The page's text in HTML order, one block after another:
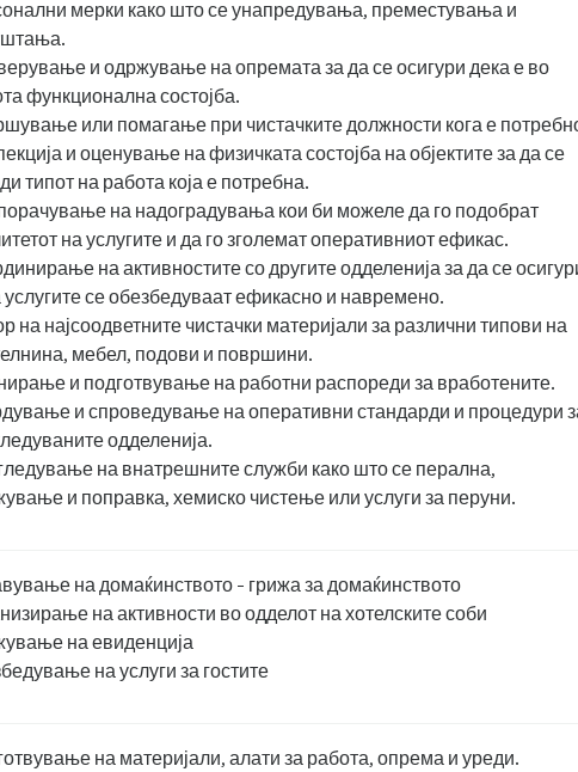
мерки како што се унапредувања, преместувања и
и одржување на опремата за да се осигури дека е во
функционална состојба.
или помагање при чистачките должности кога е
и оценување на физичката состојба на објектите за да се
типот на работа која е потребна.
на надоградувања кои би можеле да го подобрат
на услугите и да го зголемат оперативниот ефикас.
на активностите со другите одделенија за да се
услугите се обезбедуваат ефикасно и навремено.
на најсоодветните чистачки материјали за различни типови на
мебел, подови и површини.
и подготвување на работни распореди за вработените.
и спроведување на оперативни стандарди и процедури
одделенија.
на внатрешните служби како што се перална,
и поправка, хемиско чистење или услуги за перуни.
на домаќинството - грижа за домаќинството
на активности во одделот на хотелските соби
на евиденција
на услуги за гостите
на материјали, алати за работа, опрема и уреди.